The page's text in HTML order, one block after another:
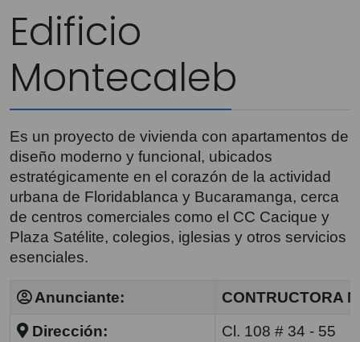
Edificio
Montecaleb
Es un proyecto de vivienda con apartamentos de
diseño moderno y funcional, ubicados
estratégicamente en el corazón de la actividad
urbana de Floridablanca y Bucaramanga, cerca
de centros comerciales como el CC Cacique y
Plaza Satélite, colegios, iglesias y otros servicios
esenciales.
Anunciante:
CONTRUCTORA
Dirección:
Cl. 108 # 34 - 55